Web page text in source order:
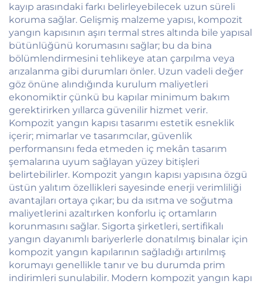
kayıp arasındaki farkı belirleyebilecek uzun süreli
koruma sağlar. Gelişmiş malzeme yapısı, kompozit
yangın kapısının aşırı termal stres altında bile yapısal
bütünlüğünü korumasını sağlar; bu da bina
bölümlendirmesini tehlikeye atan çarpılma veya
arızalanma gibi durumları önler. Uzun vadeli değer
göz önüne alındığında kurulum maliyetleri
ekonomiktir çünkü bu kapılar minimum bakım
gerektirirken yıllarca güvenilir hizmet verir.
Kompozit yangın kapısı tasarımı estetik esneklik
içerir; mimarlar ve tasarımcılar, güvenlik
performansını feda etmeden iç mekân tasarım
şemalarına uyum sağlayan yüzey bitişleri
belirtebilirler. Kompozit yangın kapısı yapısına özgü
üstün yalıtım özellikleri sayesinde enerji verimliliği
avantajları ortaya çıkar; bu da ısıtma ve soğutma
maliyetlerini azaltırken konforlu iç ortamların
korunmasını sağlar. Sigorta şirketleri, sertifikalı
yangın dayanımlı bariyerlerle donatılmış binalar için
kompozit yangın kapılarının sağladığı artırılmış
korumayı genellikle tanır ve bu durumda prim
indirimleri sunulabilir. Modern kompozit yangın kapı